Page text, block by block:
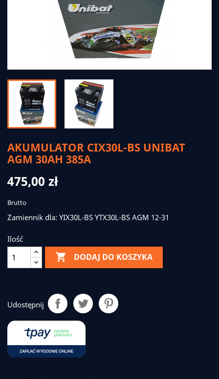
AKUMULATOR CIX30L-BS UNIBAT
AGM 30AH 385A
475,00 zł
Brutto
Zamiennik dla: YIX30L-BS YTX30L-BS AGM 12-31
Ilość
 DODAJ DO KOSZYKA
Udostępnij